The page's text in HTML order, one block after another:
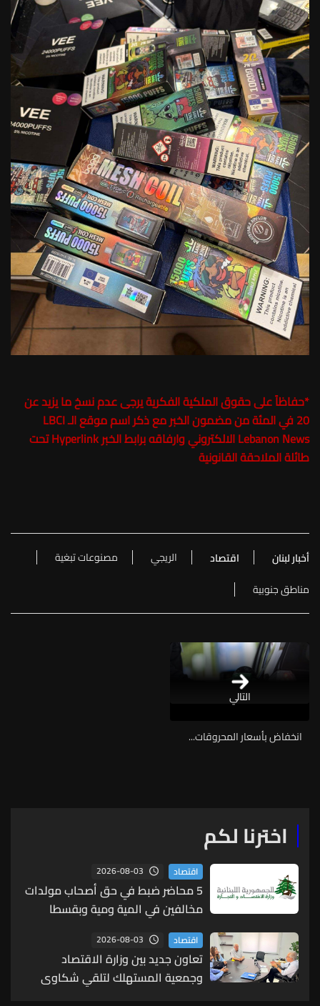
*حفاظاً على حقوق الملكية الفكرية يرجى عدم نسخ ما يزيد عن
20 في المئة من مضمون الخبر مع ذكر اسم موقع الـ
LBCI
Lebanon News
الالكتروني وارفاقه برابط الخبر Hyperlink تحت
طائلة الملاحقة القانونية
أخبار لبنان اقتصاد الريجي
مصنوعات تبغية
مناطق جنوبية
التالي
انخفاض بأسعار المحروقات...
اخترنا لكم
اقتصاد 2026-08-03
5 محاضر ضبط في حق أصحاب مولدات
مخالفين في المية ومية وبقسطا
والهلالية وصيدا الدكرمان
اقتصاد 2026-08-03
تعاون جديد بين وزارة الاقتصاد
وجمعية المستهلك لتلقي شكاوى